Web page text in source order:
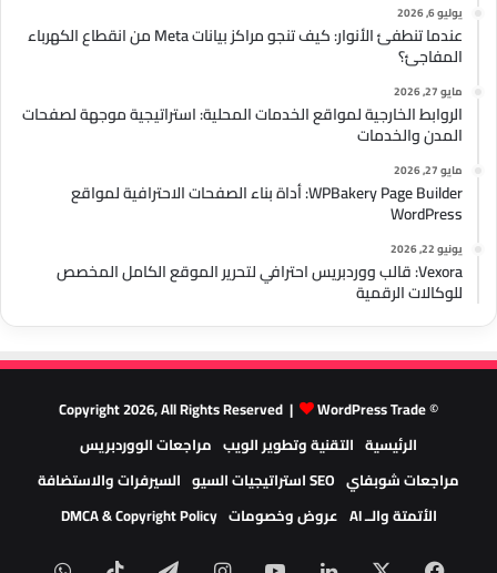
يوليو 6, 2026
عندما تنطفئ الأنوار: كيف تنجو مراكز بيانات Meta من انقطاع الكهرباء
المفاجئ؟
مايو 27, 2026
الروابط الخارجية لمواقع الخدمات المحلية: استراتيجية موجهة لصفحات
المدن والخدمات
مايو 27, 2026
WPBakery Page Builder: أداة بناء الصفحات الاحترافية لمواقع
WordPress
يونيو 22, 2026
Vexora: قالب ووردبريس احترافي لتحرير الموقع الكامل المخصص
للوكالات الرقمية
© Copyright 2026, All Rights Reserved |
WordPress Trade
الرئيسية التقنية وتطوير الويب مراجعات الووردبريس
مراجعات شوبفاي SEO استراتيجيات السيو
السيرفرات والاستضافة
الأتمتة والــ AI
عروض وخصومات DMCA & Copyright Policy